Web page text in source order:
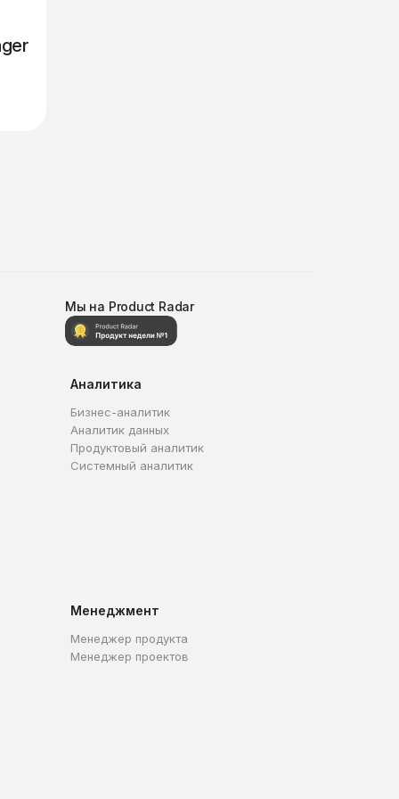
Мы на Product Radar
Аналитика
Бизнес-аналитик
Аналитик данных
Продуктовый аналитик
Системный аналитик
Менеджмент
Менеджер продукта
Менеджер проектов